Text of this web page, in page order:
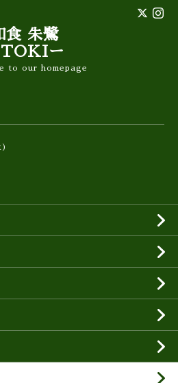
食 朱鷺
TOKIー
to our homepage
)